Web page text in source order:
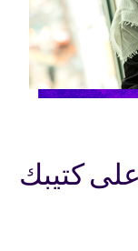
كتيبك